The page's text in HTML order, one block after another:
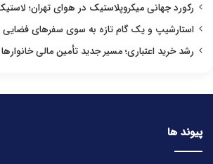
رکورد جهانی میکروپلاستیک در هوای تهران؛
استارشیپ و یک گام تازه به سوی سفرهای فضایی
رشد خرید اعتباری؛ مسیر جدید تأمین مالی خانوارها
پیوند ها